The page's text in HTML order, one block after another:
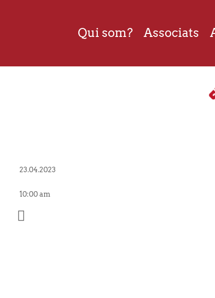
Qui som? Associats
23.04.2023
10:00 am